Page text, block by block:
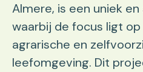
Almere, is een uniek
waarbij de focus ligt
agrarische en
leefomgeving. Dit